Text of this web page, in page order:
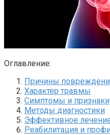
Оглавление:
Причины
Характер травмы
Симптомы и признаки
Методы диагностики
Эффективное
Реабилитация и